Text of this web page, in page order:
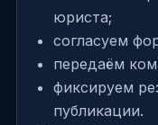
юриста;
согласуем
передаём
фиксируем
публикации.